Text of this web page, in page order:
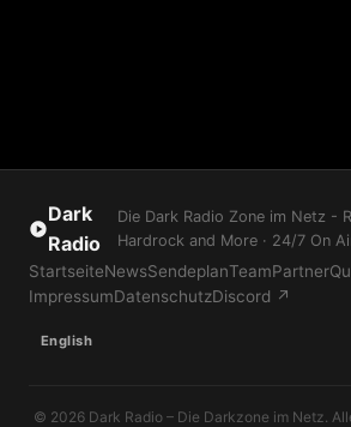
Dark
Radio
Die Dark Radio Zone im Netz -
Hardrock and More · 24/7 On
StartseiteNewsSendeplanTeamPartner
ImpressumDatenschutzDiscord ↗
English
© 2026 Dark Radio – Die Darkzone im Netz.